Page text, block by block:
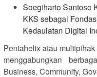
Soegiharto Santoso
KKS sebagai
Kedaulatan Digital
Pentahelix atau
menggabungkan
Business, Community,